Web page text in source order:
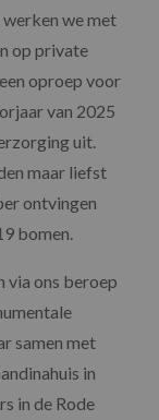
we met
op private
oproep voor
van 2025
uit.
maar liefst
ontvingen
bomen.
via ons beroep
samen met
in
in de Rode